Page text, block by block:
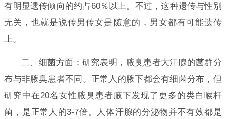
有明显遗传倾向的约占60％以上。不过，这种遗传与性别
无关，也就是说传男传女是随意的，男女都有可能遗传
上。
二、细菌方面：研究表明，腋臭患者大汗腺的菌群分
布与非腋臭患者不同。正常人的腋下都会有细菌分布，但
研究中在20名女性腋臭患者腋下发现了更多的类白喉杆
菌，是正常人的3-7倍。人体汗腺的分泌物并不有效都是